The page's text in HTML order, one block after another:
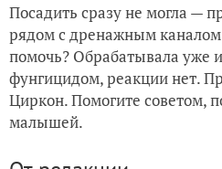
Посадить сразу не могла —
рядом с дренажным
помочь? Обрабатывала уже
фунгицидом, реакции нет.
Циркон. Помогите советом,
малышей.